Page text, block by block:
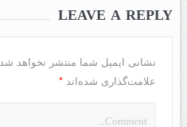
LEAVE A REPLY
نشانی ایمیل شما منتشر نخواهد شد.
علامت‌گذاری شده‌اند *